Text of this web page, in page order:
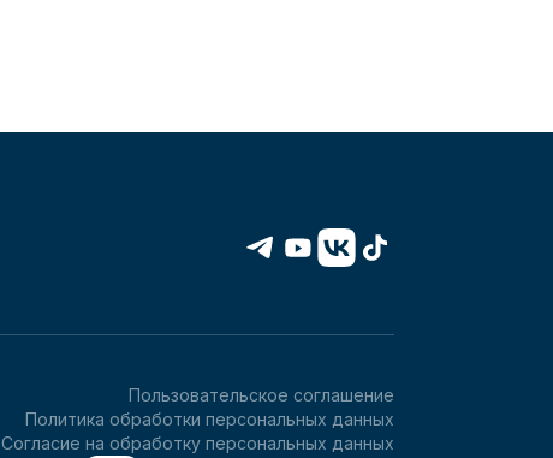
Пользовательское соглашение
Политика обработки персональных данных
Согласие на обработку персональных данных